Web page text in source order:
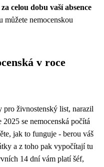
celou dobu vaší absence
nemocenskou
v roce
živnostenský list, narazil
se nemocenská počítá
jak to funguje - berou váš
a z toho pak vypočítají tu
14 dní vám platí šéf,